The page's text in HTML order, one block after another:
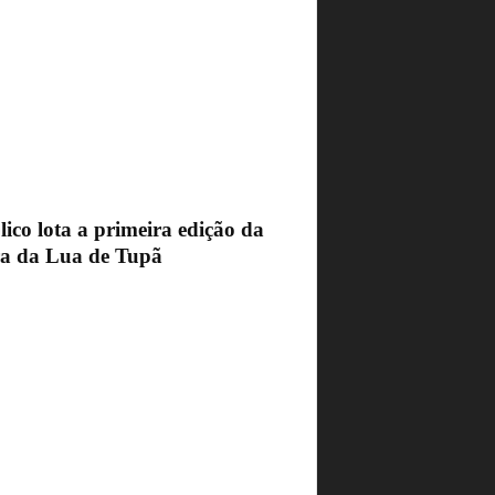
lota a primeira edição da
da Lua de Tupã